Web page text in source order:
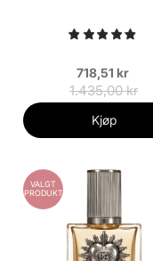
718,51 kr
1.435,00 kr
Kjøp
VALGT
PRODUKT